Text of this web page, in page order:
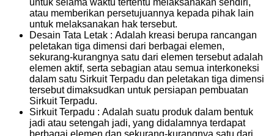
untuk selama waktu tertentu melaksanakan sendiri,
atau memberikan persetujuannya kepada pihak lain
untuk melaksanakan hak tersebut.
Desain Tata Letak : Adalah kreasi berupa rancangan
peletakan tiga dimensi dari berbagai elemen,
sekurang-kurangnya satu dari elemen tersebut adalah
elemen aktif, serta sebagian atau semua interkoneksi
dalam satu Sirkuit Terpadu dan peletakan tiga dimensi
tersebut dimaksudkan untuk persiapan pembuatan
Sirkuit Terpadu.
Sirkuit Terpadu : Adalah suatu produk dalam bentuk
jadi atau setengah jadi, yang didalamnya terdapat
berbagai elemen dan sekurang-kurangnya satu dari